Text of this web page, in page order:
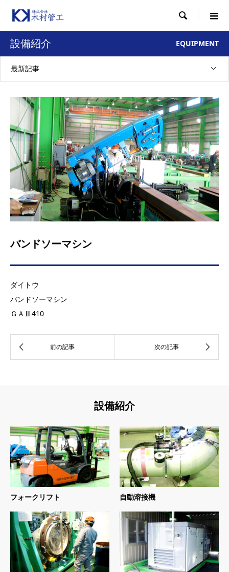

設備紹介 EQUIPMENT
最新記事
バンドソーマシン
ダイトウ
バンドソーマシン
ＧＡⅢ410
設備紹介
フォークリフト 自動溶接機